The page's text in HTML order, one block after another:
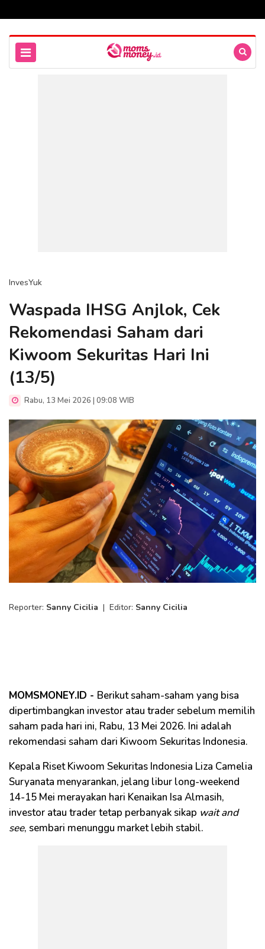
InvesYuk
Waspada IHSG Anjlok, Cek
Rekomendasi Saham dari
Kiwoom Sekuritas Hari Ini
(13/5)
Rabu, 13 Mei 2026 | 09:08 WIB
Reporter: Sanny Cicilia | Editor: Sanny Cicilia
MOMSMONEY.ID - Berikut saham-saham yang bisa
dipertimbangkan investor atau trader sebelum memilih
saham pada hari ini, Rabu, 13 Mei 2026. Ini adalah
rekomendasi saham dari Kiwoom Sekuritas Indonesia.
Kepala Riset Kiwoom Sekuritas Indonesia Liza Camelia
Suryanata menyarankan, jelang libur long-weekend
14-15 Mei merayakan hari Kenaikan Isa Almasih,
investor atau trader tetap perbanyak sikap wait and
see, sembari menunggu market lebih stabil.